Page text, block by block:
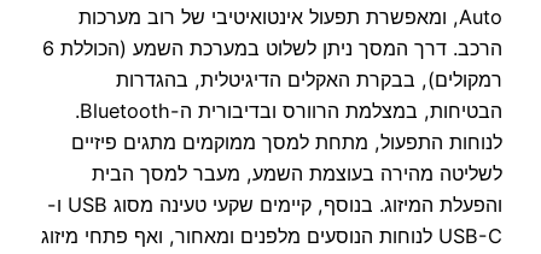
Auto, ומאפשרת תפעול אינטואיטיבי של רוב מערכות
הרכב. דרך המסך ניתן לשלוט במערכת השמע (הכוללת 6
רמקולים), בבקרת האקלים הדיגיטלית, בהגדרות
הבטיחות, במצלמת הרוורס ובדיבורית ה-Bluetooth.
לנוחות התפעול, מתחת למסך ממוקמים מתגים פיזיים
לשליטה מהירה בעוצמת השמע, מעבר למסך הבית
והפעלת המיזוג. בנוסף, קיימים שקעי טעינה מסוג USB ו-
USB-C לנוחות הנוסעים מלפנים ומאחור, ואף פתחי מיזוג